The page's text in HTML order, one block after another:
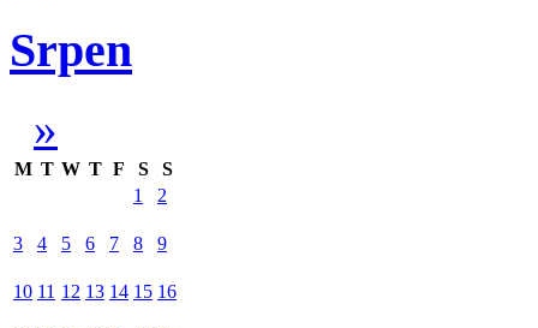
Srpen
»
M T W T F S
S
1
2
3 4 5 6 7 8 9
10 11 12 13 14 15 16